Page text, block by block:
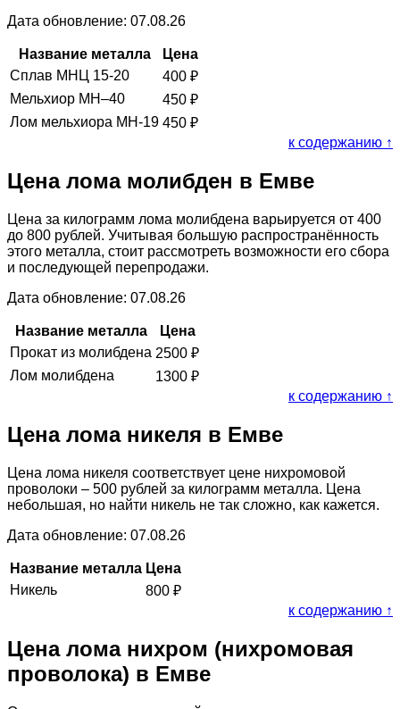
Дата обновление: 07.08.26
Название металла
Цена
Сплав МНЦ 15-20
400 ₽
Мельхиор МН–40
450 ₽
Лом мельхиора МН-19 450 ₽
к содержанию ↑
Цена лома молибден в Емве
Цена за килограмм лома молибдена варьируется от 400
до 800 рублей. Учитывая большую распространённость
этого металла, стоит рассмотреть возможности его сбора
и последующей перепродажи.
Дата обновление: 07.08.26
Название металла
Цена
Прокат из молибдена 2500 ₽
Лом молибдена
1300 ₽
к содержанию ↑
Цена лома никеля в Емве
Цена лома никеля соответствует цене нихромовой
проволоки – 500 рублей за килограмм металла. Цена
небольшая, но найти никель не так сложно, как кажется.
Дата обновление: 07.08.26
Название металла Цена
Никель
800 ₽
к содержанию ↑
Цена лома нихром (нихромовая
проволока) в Емве